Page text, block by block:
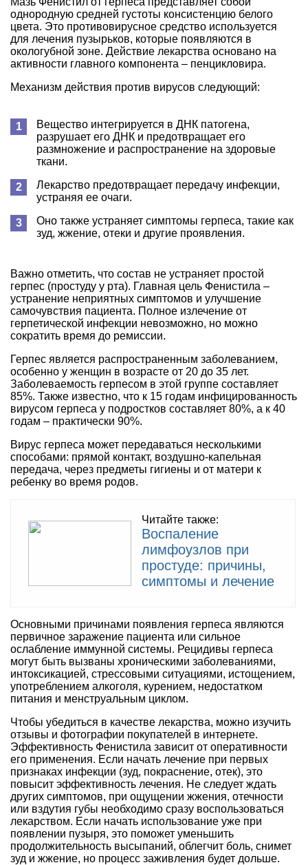
однородную средней густоты консистенцию белого
цвета. Это противовирусное средство используется
для лечения пузырьков, которые появляются в
окологубной зоне. Действие лекарства основано на
активности главного компонента – пенцикловира.
Механизм действия против вирусов следующий:
Вещество интегрируется в ДНК патогена,
разрушает его ДНК и предотвращает его
размножение и распространение на здоровые
ткани.
Лекарство предотвращает передачу инфекции,
устраняя ее очаги.
Оно также устраняет симптомы герпеса, такие как
зуд, жжение, отеки и другие проявления.
Важно отметить, что состав не устраняет простой
герпес (простуду у рта). Главная цель Фенистила –
устранение неприятных симптомов и улучшение
самочувствия пациента. Полное излечение от
герпетической инфекции невозможно, но можно
сократить время до ремиссии.
Герпес является распространенным заболеванием,
особенно у женщин в возрасте от 20 до 35 лет.
Заболеваемость герпесом в этой группе составляет
85%. Также известно, что к 15 годам инфицированность
вирусом герпеса у подростков составляет 80%, а к 40
годам – практически 90%.
Вирус герпеса может передаваться несколькими
способами: прямой контакт, воздушно-капельная
передача, через предметы гигиены и от матери к
ребенку во время родов.
Читайте также:
Воспаление
лимфоузлов при
простуде: причины,
симптомы и лечение
Основными причинами появления герпеса являются
первичное заражение пациента или сильное
ослабление иммунной системы. Рецидивы герпеса
могут быть вызваны хроническими заболеваниями,
интоксикацией, стрессовыми ситуациями, истощением,
употреблением алкоголя, курением, недостатком
питания и менструальным циклом.
Чтобы убедиться в качестве лекарства, можно изучить
отзывы и фотографии покупателей в интернете.
Эффективность Фенистила зависит от оперативности
его применения. Если начать лечение при первых
признаках инфекции (зуд, покраснение, отек), это
повысит эффективность лечения. Не следует ждать
других симптомов, при ощущении жжения, отечности
или вздутия губы необходимо сразу воспользоваться
лекарством. Если начать использование уже при
появлении пузыря, это поможет уменьшить
продолжительность высыпаний, облегчит боль, снимет
зуд и жжение, но процесс заживления будет дольше.